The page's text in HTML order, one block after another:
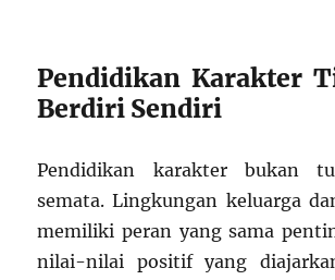
Pendidikan Karakter
Berdiri Sendiri
Pendidikan karakter bukan
semata. Lingkungan keluarga
memiliki peran yang sama
nilai-nilai positif yang